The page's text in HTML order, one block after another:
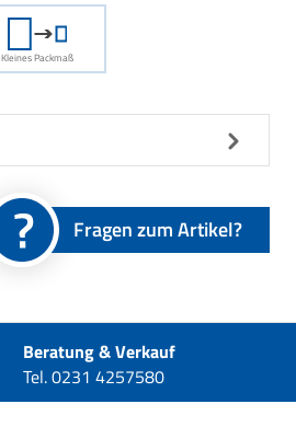
Kleines Packmaß
Fragen zum Artikel?
Beratung & Verkauf
Tel.0231 4257580